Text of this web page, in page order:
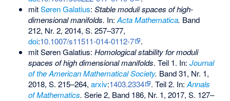
mitSøren Galatius: Stable moduli spaces of high-
dimensional manifolds. In: Acta Mathematica. Band
212, Nr. 2, 2014, S. 257–377,
doi:10.1007/s11511-014-0112-7
.
mit Søren Galatius: Homological stability for moduli
spaces of high dimensional manifolds. Teil 1. In: Journal
of the American Mathematical Society. Band 31, Nr. 1,
2018, S. 215–264, arxiv:1403.2334 . Teil 2. In: Annals
of Mathematics. Serie 2, Band 186, Nr. 1, 2017, S. 127–